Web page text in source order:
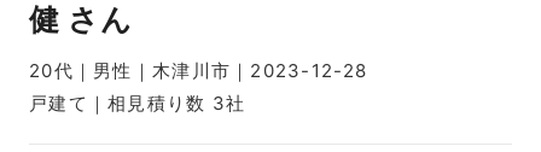
健 さん
20代｜男性｜木津川市｜2023-12-28
戸建て｜相見積り数 3社